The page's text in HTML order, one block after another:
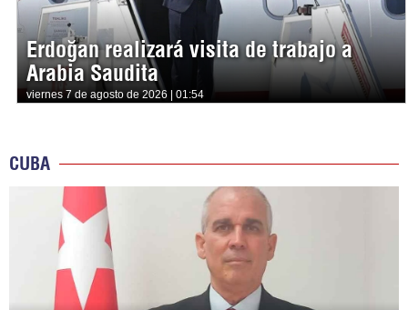
Erdoğan realizará visita de trabajo a
Arabia Saudita
viernes 7 de agosto de 2026 | 01:54
CUBA